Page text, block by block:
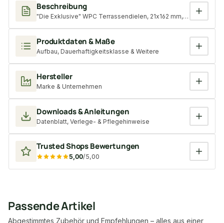
Beschreibung
"Die Exklusive" WPC Terrassendielen, 21x162 mm,
Produktdaten & Maße
Aufbau, Dauerhaftigkeitsklasse & Weitere
Hersteller
Marke & Unternehmen
Downloads & Anleitungen
Datenblatt, Verlege- & Pflegehinweise
Trusted Shops Bewertungen
5,00/5,00
Passende Artikel
Abgestimmtes Zubehör und Empfehlungen – alles aus einer